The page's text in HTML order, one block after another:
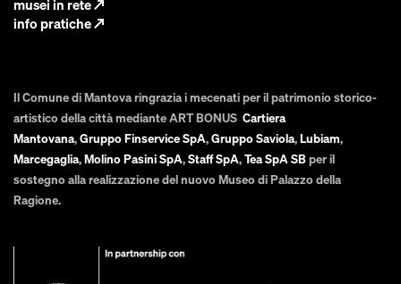
musei in rete↗
info pratiche↗
Il Comune di Mantova ringrazia i mecenati per il patrimonio storico-
artistico della città mediante ART BONUS Cartiera
Mantovana,Gruppo Finservice SpA,Gruppo Saviola,Lubiam,
Marcegaglia,Molino Pasini SpA,Staff SpA,Tea SpA SBper il
sostegno alla realizzazione del nuovo Museo di Palazzo della
Ragione.